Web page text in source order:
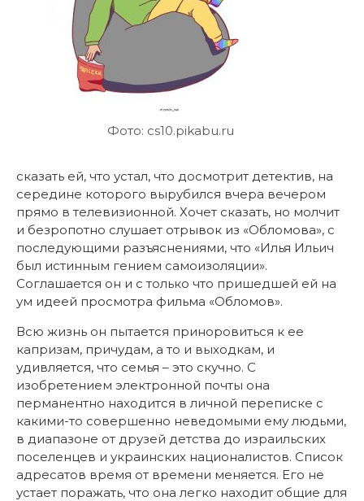
Фото: cs10.pikabu.ru
сказать ей, что устал, что досмотрит детектив, на
середине которого вырубился вчера вечером
прямо в телевизионной. Хочет сказать, но молчит
и безропотно слушает отрывок из «Обломова», с
последующими разъяснениями, что «Илья Ильич
был истинным гением самоизоляции».
Соглашается он и с только что пришедшей ей на
ум идеей просмотра фильма «Обломов».
Всю жизнь он пытается приноровиться к ее
капризам, причудам, а то и выходкам, и
удивляется, что семья – это скучно. С
изобретением электронной почты она
перманентно находится в личной переписке с
какими-то совершенно неведомыми ему людьми,
в диапазоне от друзей детства до израильских
поселенцев и украинских националистов. Список
адресатов время от времени меняется. Его не
устает поражать, что она легко находит общие для